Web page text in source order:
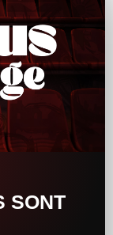
pour la
le CVB52
femmes,
SONT